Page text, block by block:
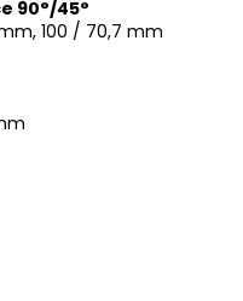
90°/45°
100 / 70,7 mm